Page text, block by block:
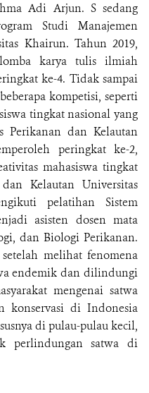
Adi Arjun. S sedang
Studi Manajemen
Khairun. Tahun 2019,
karya tulis ilmiah
ke-4. Tidak sampai
kompetisi, seperti
tingkat nasional yang
Perikanan dan Kelautan
peringkat ke-2,
mahasiswa tingkat
Kelautan Universitas
pelatihan Sistem
asisten dosen mata
dan Biologi Perikanan.
melihat fenomena
endemik dan dilindungi
mengenai satwa
konservasi di Indonesia
di pulau-pulau kecil,
perlindungan satwa di